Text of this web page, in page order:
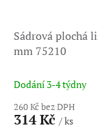
Sádrová plochá
mm 75210
Dodání 3-4 týdny
260 Kč bez DPH
314 Kč / ks